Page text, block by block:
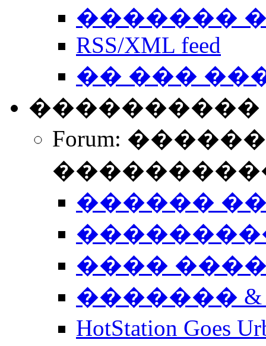
�������
RSS/XML feed
�� ���
����������
Forum:
������
����
�������
HotStation